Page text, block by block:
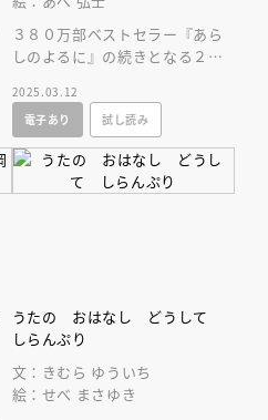
３８０万部ベストセラー『あら
しのよるに』の続きとなる２０
切な人を信じる素晴らしさを感
じる絵本！
2025.03.12
電子あり
試し読み
うたの おはなし どうして
しらんぷり
文：きむら ゆういち
絵：せべ まさゆき